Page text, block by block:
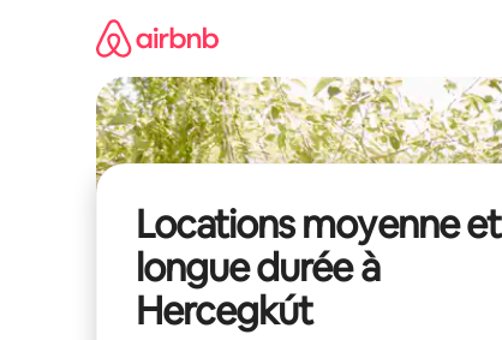
Locations moyenne et
longue durée à
Hercegkút